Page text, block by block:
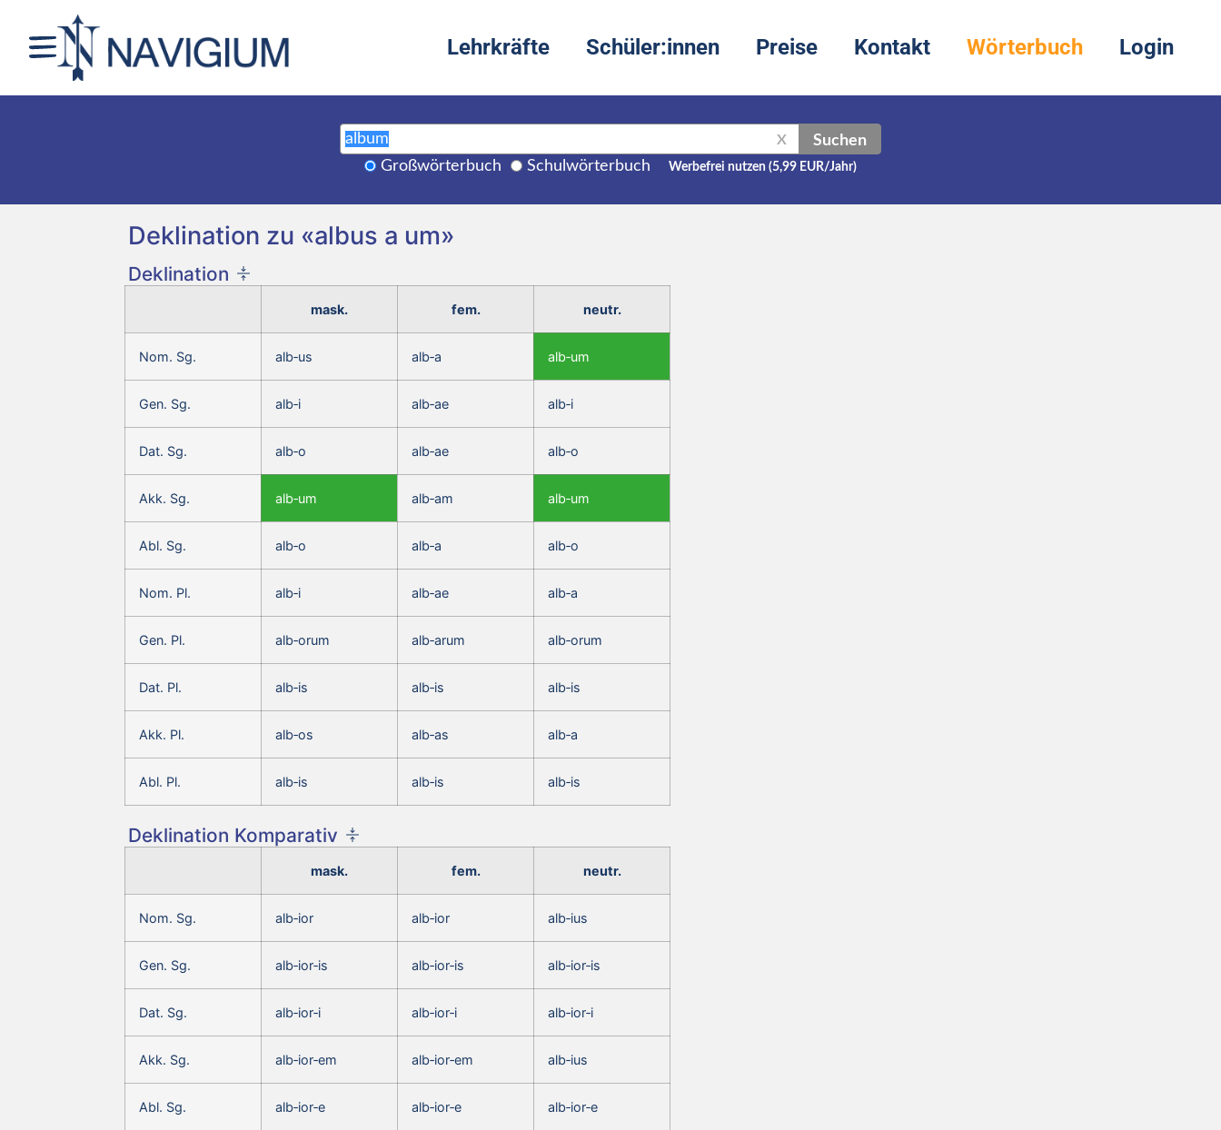
Lehrkräfte Schüler:innen Preise Kontakt Wörterbuch Login
X Suchen
Großwörterbuch Schulwörterbuch Werbefrei nutzen (5,99 EUR/Jahr)
Deklination zu «albus a um»
Deklination
mask. fem. neutr.
Nom. Sg. alb‑us alb‑a alb‑um
Gen. Sg. alb‑i alb‑ae alb‑i
Dat. Sg. alb‑o alb‑ae alb‑o
Akk. Sg. alb‑um alb‑am alb‑um
Abl. Sg. alb‑o alb‑a alb‑o
Nom. Pl. alb‑i alb‑ae alb‑a
Gen. Pl. alb‑orum alb‑arum alb‑orum
Dat. Pl. alb‑is alb‑is alb‑is
Akk. Pl. alb‑os alb‑as alb‑a
Abl. Pl. alb‑is alb‑is alb‑is
Deklination Komparativ
mask. fem. neutr.
Nom. Sg. alb‑ior alb‑ior alb‑ius
Gen. Sg. alb‑ior‑is alb‑ior‑is alb‑ior‑is
Dat. Sg. alb‑ior‑i alb‑ior‑i alb‑ior‑i
Akk. Sg. alb‑ior‑em alb‑ior‑em alb‑ius
Abl. Sg. alb‑ior‑e alb‑ior‑e alb‑ior‑e